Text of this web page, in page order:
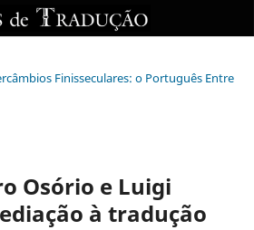
Finisseculares: o Português Entre
Osório e Luigi
à tradução